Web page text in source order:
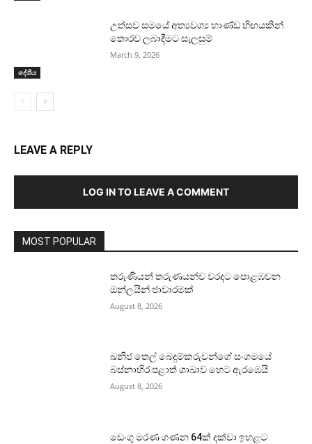
දේශීය
උත්සව සමයේ අත්‍යවශ්‍ය භාණ්ඩ හිඟයකින්
තොරව ලබාදීමට සැලසුම්
March 9, 2026
LEAVE A REPLY
LOG IN TO LEAVE A COMMENT
MOST POPULAR
තරුණියන් තරුණයන්ව වරදට පොළඹවන
ඔන්ලයින් ජාවාරමක්
August 8, 2026
ඛනිජ තෙල් බෙදුම්කරුවන්ගේ සංගමයේ
බස්නාහිර පළාත් ශාඛාව හෙට ඇරඹෙයි
August 8, 2026
ඩෙංගු මරණ ගණන 64ක් දක්වා ඉහළට